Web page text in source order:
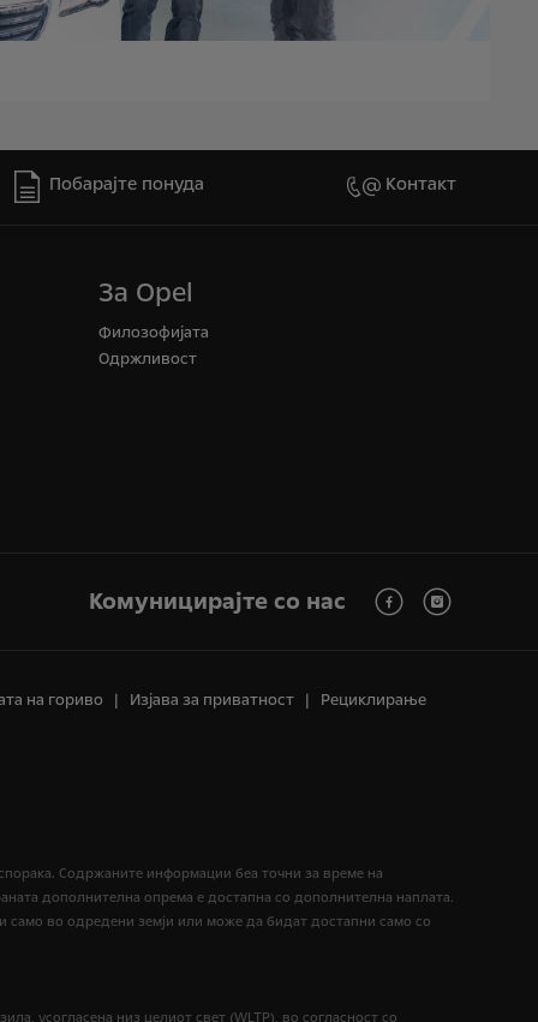
Побарајте понуда Контакт
3a Opel
Филозофијата
Одржливост
Комуницирајте со нас
на гориво Изјава за приватност Рециклирање
Содржаните информации беа точни за време на
дополнителна опрема е достапна со дополнителна наплата.
само во одредени земји или може да бидат достапни само со
усогласена низ целиот свет (WLTP), во согласност со